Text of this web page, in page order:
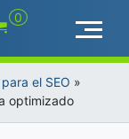
0
el SEO »
optimizado